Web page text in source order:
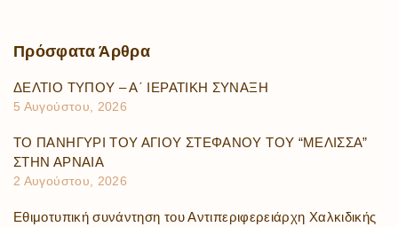
Πρόσφατα Άρθρα
ΔΕΛΤΙΟ ΤΥΠΟΥ – Α΄ ΙΕΡΑΤΙΚΗ ΣΥΝΑΞΗ
5 Αυγούστου, 2026
ΤΟ ΠΑΝΗΓΥΡΙ ΤΟΥ ΑΓΙΟΥ ΣΤΕΦΑΝΟΥ ΤΟΥ “ΜΕΛΙΣΣΑ”
ΣΤΗΝ ΑΡΝΑΙΑ
2 Αυγούστου, 2026
Εθιμοτυπική συνάντηση του Αντιπεριφερειάρχη Χαλκιδικής